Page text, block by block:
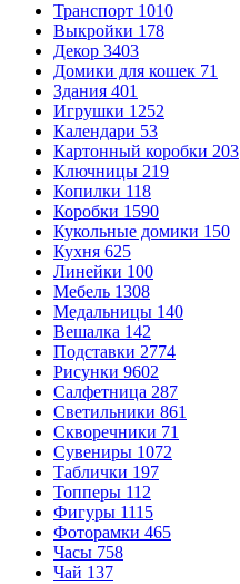
Транспорт 1010
Выкройки 178
Декор 3403
Домики для кошек 71
Здания 401
Игрушки 1252
Календари 53
Картонный коробки 203
Ключницы 219
Копилки 118
Коробки 1590
Кукольные домики 150
Кухня 625
Линейки 100
Мебель 1308
Медальницы 140
Вешалка 142
Подставки 2774
Рисунки 9602
Салфетница 287
Светильники 861
Скворечники 71
Сувениры 1072
Таблички 197
Топперы 112
Фигуры 1115
Фоторамки 465
Часы 758
Чай 137